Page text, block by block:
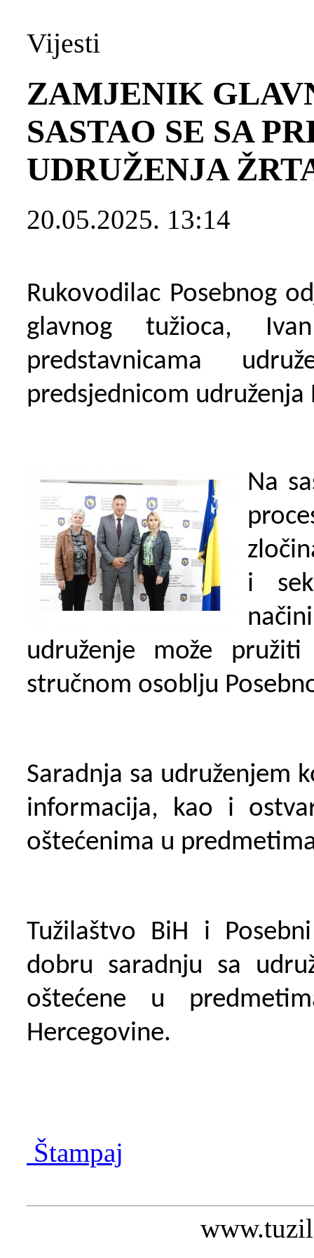
Vijesti
ZAMJENIK
SASTAO SE SA
UDRUŽENJA
20.05.2025. 13:14
Rukovodilac Posebnog
glavnog tužioca,
predstavnicama
predsjednicom udruženja
Na
i
udruženje može
stručnom osoblju
Saradnja sa udruženjem
informacija, kao i
oštećenima u
Tužilaštvo BiH i
dobru saradnju sa
oštećene u
Hercegovine.
Štampaj